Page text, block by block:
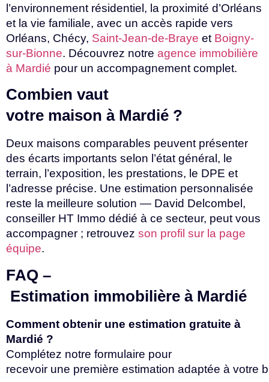
l’environnement résidentiel, la proximité d’Orléans
et la vie familiale, avec un accès rapide vers
Orléans, Chécy, Saint-Jean-de-Braye et Boigny-
sur-Bionne. Découvrez notre agence immobilière
à Mardié pour un accompagnement complet.
Combien vaut
votre maison à Mardié ?
Deux maisons comparables peuvent présenter
des écarts importants selon l’état général, le
terrain, l’exposition, les prestations, le DPE et
l’adresse précise. Une estimation personnalisée
reste la meilleure solution — David Delcombel,
conseiller HT Immo dédié à ce secteur, peut vous
accompagner ; retrouvez son profil sur la page
équipe.
FAQ –
Estimation immobilière à Mardié
Comment obtenir une estimation gratuite à
Mardié ?
Complétez notre formulaire pour
recevoir une première estimation adaptée à votre